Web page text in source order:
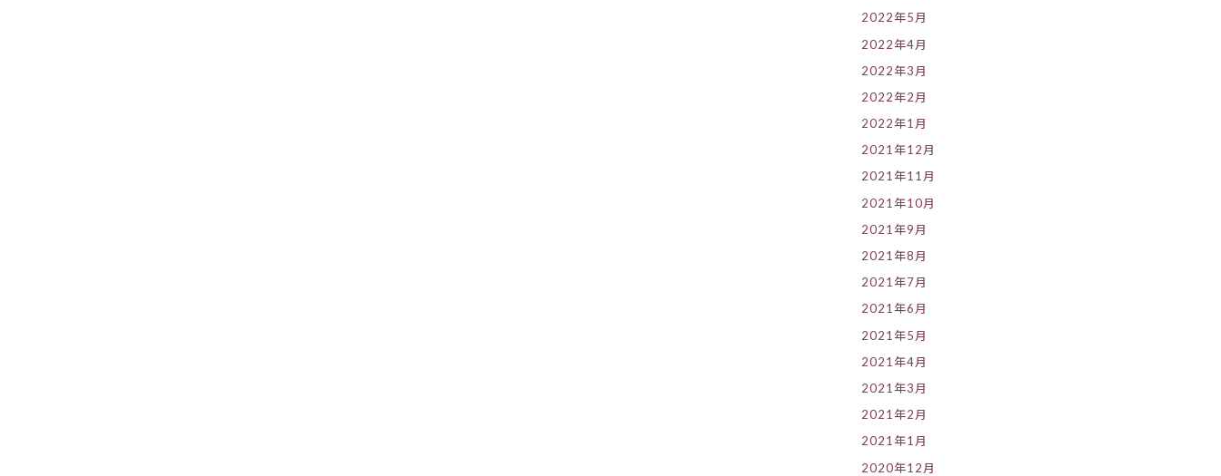
2022年5月
2022年4月
2022年3月
2022年2月
2022年1月
2021年12月
2021年11月
2021年10月
2021年9月
2021年8月
2021年7月
2021年6月
2021年5月
2021年4月
2021年3月
2021年2月
2021年1月
2020年12月